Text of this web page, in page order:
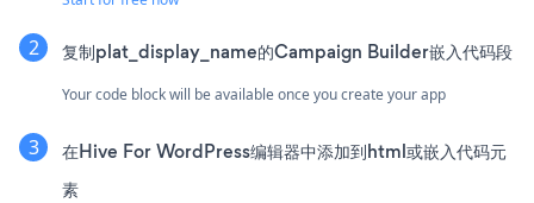
复制plat_display_name的Campaign Builder嵌入代码段
Your code block will be available once you create your app
在Hive For WordPress编辑器中添加到html或嵌入代码元
素